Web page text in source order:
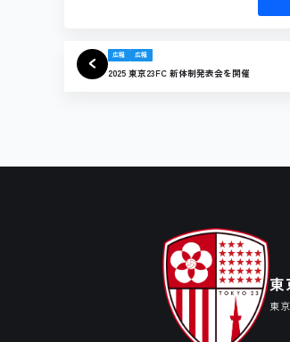
広報 広報
2025 東京23FC 新体制発表会を開催
東
東